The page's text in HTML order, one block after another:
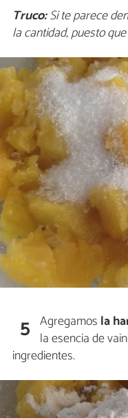
Truco:Si te parece
la cantidad, puesto
5 Agregamos la
la esencia de
ingredientes.